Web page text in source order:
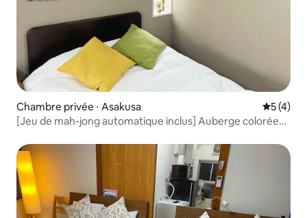
Chambre privée ⋅ Asakusa
5 (4)
[Jeu de mah-jong automatique inclus] Auberge colorée
de bain et toilettes privées avec entrée séparée)